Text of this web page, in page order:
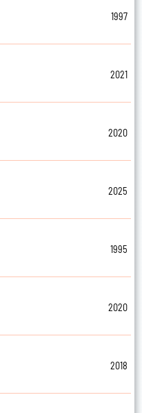
1997
2021
2020
2025
1995
2020
2018